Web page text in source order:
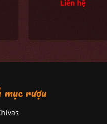
Liên hệ
rượu